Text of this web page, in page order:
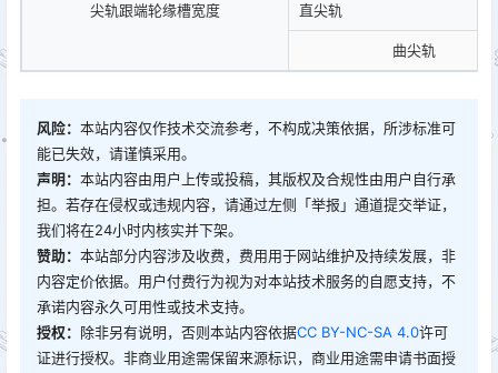
尖轨跟端轮缘槽宽度 直尖轨
曲尖轨
风险： 本站内容仅作技术交流参考，不构成决策依据，所涉标准可
能已失效，请谨慎采用。
声明： 本站内容由用户上传或投稿，其版权及合规性由用户自行承
担。若存在侵权或违规内容，请通过左侧「举报」通道提交举证，
我们将在24小时内核实并下架。
赞助： 本站部分内容涉及收费，费用用于网站维护及持续发展，非
内容定价依据。用户付费行为视为对本站技术服务的自愿支持，不
承诺内容永久可用性或技术支持。
授权： 除非另有说明，否则本站内容依据CC BY-NC-SA 4.0许可
证进行授权。非商业用途需保留来源标识，商业用途需申请书面授